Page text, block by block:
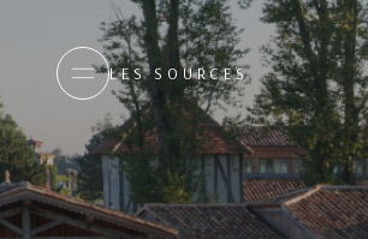
LES SOURCES